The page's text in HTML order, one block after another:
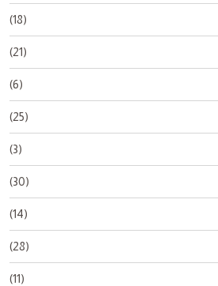
(18)
(21)
(6)
(25)
(3)
(30)
(14)
(28)
(11)